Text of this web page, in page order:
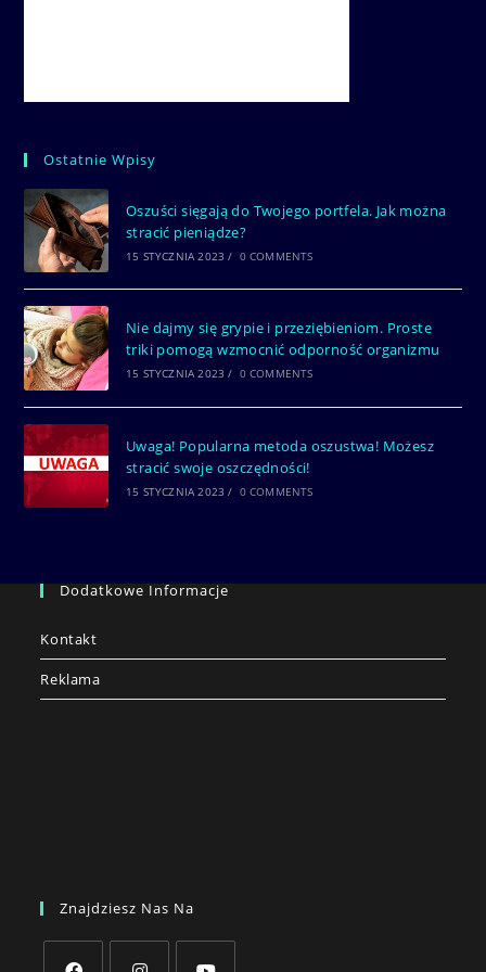
Ostatnie Wpisy
Oszuści sięgają do Twojego portfela. Jak można
stracić pieniądze?
15 STYCZNIA 2023 / 0 COMMENTS
Nie dajmy się grypie i przeziębieniom. Proste
triki pomogą wzmocnić odporność organizmu
15 STYCZNIA 2023 / 0 COMMENTS
Uwaga! Popularna metoda oszustwa! Możesz
stracić swoje oszczędności!
15 STYCZNIA 2023 / 0 COMMENTS
Dodatkowe Informacje
Kontakt
Reklama
Znajdziesz Nas Na